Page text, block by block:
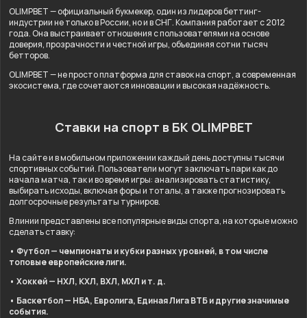
OLIMPBET — официальный букмекер, один из лидеров беттинг-
индустрии не только в России, но и в СНГ. Компания работает с 2012
года. Она выстраивает отношения с пользователями на основе
доверия, прозрачности и честной игры, объединяя сотни тысяч
бетторов.
OLIMPBET — не просто платформа для ставок на спорт, а современная
экосистема, где сочетаются инновации и высокая надёжность.
Ставки на спорт в БК OLIMPBET
На сайте и в мобильном приложении каждый день доступны тысячи
спортивных событий. Пользователи могут заключать пари как до
начала матча, так и во время игры: анализировать статистику,
выбирать исходы, включая форы и тоталы, а также прогнозировать
долгосрочные результаты турниров.
В линии представлены все популярные виды спорта, на которые можно
сделать ставку:
• Футбол — чемпионаты и кубки разных уровней, в том числе
топовые европейские лиги.
• Хоккей — НХЛ, КХЛ, ВХЛ, МХЛ и т. д.
• Баскетбол — НБА, Евролига, Единая Лига ВТБ и другие значимые
события.